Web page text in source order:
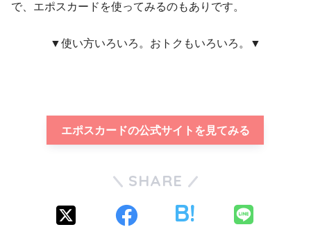
で、エポスカードを使ってみるのもありです。
▼使い方いろいろ。おトクもいろいろ。▼
エポスカードの公式サイトを見てみる
SHARE